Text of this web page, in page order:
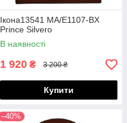
Ікона13541 MA/E1107-BX
Prince Silvero
В наявності
1 920 ₴ 3 200 ₴
Купити
–40%